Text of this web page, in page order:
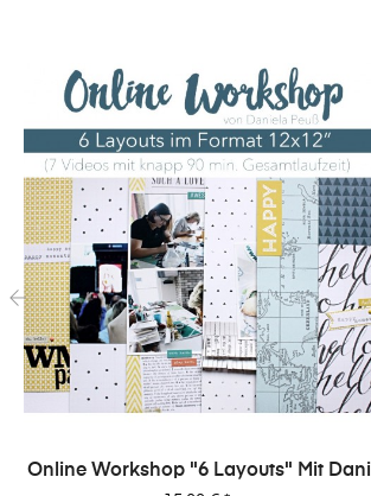
Online Workshop "6 Layouts" Mit Dani